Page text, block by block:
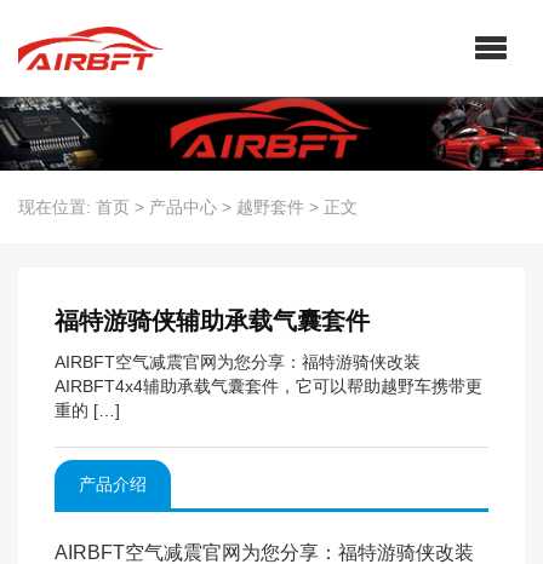
现在位置: 首页 > 产品中心 > 越野套件 > 正文
福特游骑侠辅助承载气囊套件
AIRBFT空气减震官网为您分享：福特游骑侠改装
AIRBFT4x4辅助承载气囊套件，它可以帮助越野车携带更
重的 […]
产品介绍
AIRBFT空气减震官网为您分享：福特游骑侠改装